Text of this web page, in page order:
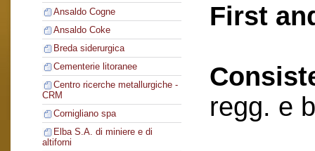
Ansaldo Cogne
Ansaldo Coke
Breda siderurgica
Cementerie litoranee
Centro ricerche metallurgiche -
CRM
Cornigliano spa
Elba S.A. di miniere e di
altiforni
First
regg. e